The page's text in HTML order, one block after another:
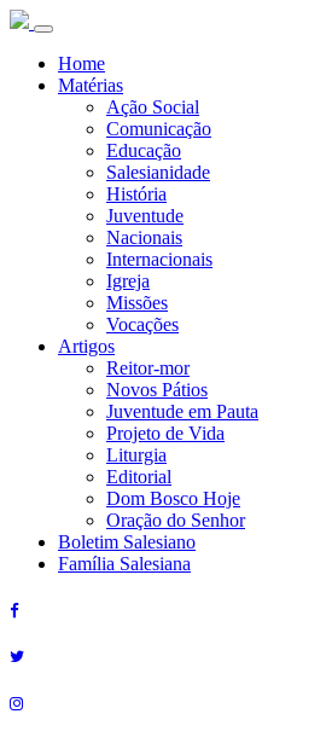
Home
Matérias
Ação Social
Comunicação
Educação
Salesianidade
História
Juventude
Nacionais
Internacionais
Igreja
Missões
Vocações
Artigos
Reitor-mor
Novos Pátios
Juventude em Pauta
Projeto de Vida
Liturgia
Editorial
Dom Bosco Hoje
Oração do Senhor
Boletim Salesiano
Família Salesiana